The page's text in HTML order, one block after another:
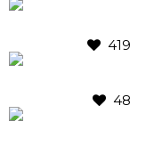
419
48